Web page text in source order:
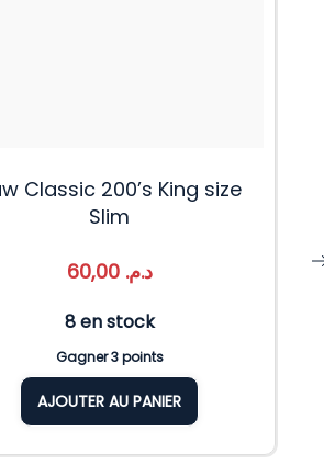
Classic 200’s King size
Slim
د.م. 60,00
8 en stock
Gagner 3 points
AJOUTER AU PANIER